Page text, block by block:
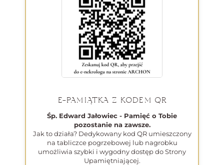
E-PAMIĄTKA Z KODEM QR
Śp. Edward Jałowiec - Pamięć o Tobie
pozostanie na zawsze.
Jak to działa? Dedykowany kod QR umieszczony
na tabliczce pogrzebowej lub nagrobku
umożliwia szybki i wygodny dostęp do Strony
Upamiętniającej.